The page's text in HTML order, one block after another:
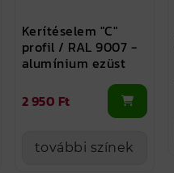
Kerítéselem "C"
profil / RAL 9007 -
alumínium ezüst
2 950 Ft
további színek